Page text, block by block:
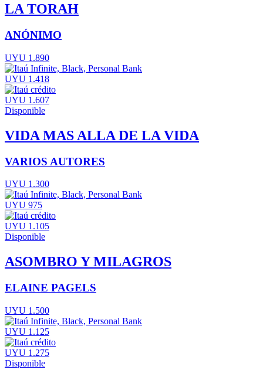
LA TORAH
ANÓNIMO
UYU 1.890
UYU 1.418
UYU 1.607
Disponible
VIDA MAS ALLA DE LA VIDA
VARIOS AUTORES
UYU 1.300
UYU 975
UYU 1.105
Disponible
ASOMBRO Y MILAGROS
ELAINE PAGELS
UYU 1.500
UYU 1.125
UYU 1.275
Disponible